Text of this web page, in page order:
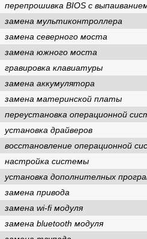
перепрошивка BIOS с
замена мультиконтроллера
замена северного моста
замена южного моста
гравировка клавиатуры
замена аккумулятора
замена материнской платы
переустановка операционной
установка драйверов
восстановление операционной
настройка системы
установка дополнителных
замена привода
замена wi-fi модуля
замена bluetooth модуля